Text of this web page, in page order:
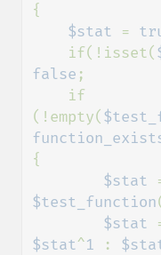
{
$stat =
    if(!isset(
false ;
(!empty(
{
$stat
$test_function(
$stat
$stat^1 :